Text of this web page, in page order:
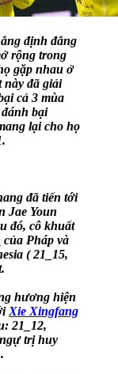
định đẳng
rộng trong
gặp nhau ở
này đã giải
cả 3 mùa
bại
lại cho họ
đã tiến tới
Jae Youn
đó, cô khuất
của Pháp và
( 21_15,
hương hiện
Xie Xingfang
21_12,
trị huy